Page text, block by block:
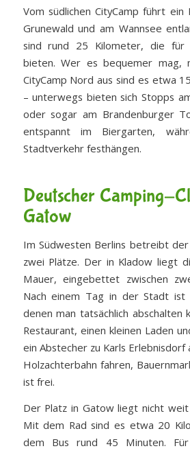
Vom südlichen CityCamp führt
Grunewald und am Wannsee
sind rund 25 Kilometer, die für
bieten. Wer es bequemer mag,
CityCamp Nord aus sind es etwa
– unterwegs bieten sich Stopps
oder sogar am Brandenburger
entspannt im Biergarten,
Stadtverkehr festhängen.
Deutscher Camping-
Gatow
Im Südwesten Berlins betreibt der
zwei Plätze. Der in Kladow liegt
Mauer, eingebettet zwischen
Nach einem Tag in der Stadt
denen man tatsächlich
Restaurant, einen kleinen Laden
ein Abstecher zu Karls
Holzachterbahn fahren,
ist frei.
Der Platz in Gatow liegt nicht
Mit dem Rad sind es etwa 20
dem Bus rund 45 Minuten.